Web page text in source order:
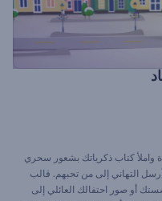
واملأ كتاب ذكرياتك بشعور سحري
التهاني إلى من تحبهم. قالب
أو صور احتفالك العائلي إلى